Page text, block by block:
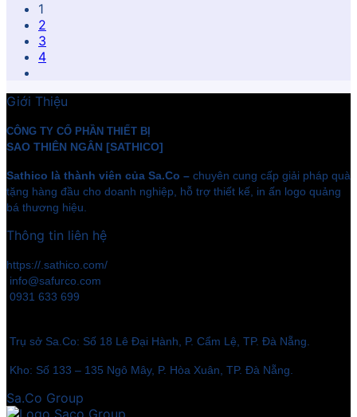
1
2
3
4
Giới Thiệu
CÔNG TY CỔ PHẦN THIẾT BỊ
SAO THIÊN NGÂN [SATHICO]
Sathico là thành viên của Sa.Co – chuyên cung cấp giải pháp quà
tặng hàng đầu cho doanh nghiệp, hỗ trợ thiết kế, in ấn logo quảng
bá thương hiệu.
Thông tin liên hệ
https://.sathico.com/
info@safurco.com
0931 633 699
Trụ sở Sa.Co: Số 18 Lê Đại Hành, P. Cẩm Lệ, TP. Đà Nẵng.
Kho: Số 133 – 135 Ngô Mây, P. Hòa Xuân, TP. Đà Nẵng.
Sa.Co Group